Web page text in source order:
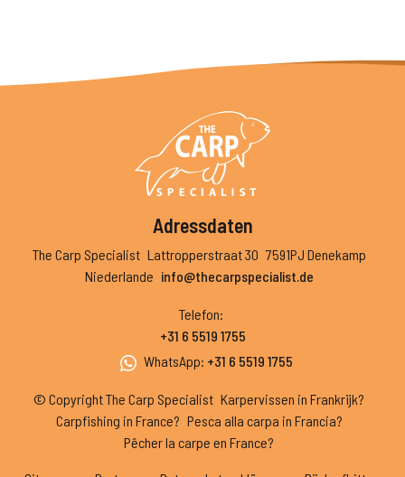
Adressdaten
The Carp Specialist Lattropperstraat 30 7591PJ Denekamp
Niederlande info@thecarpspecialist.de
Telefon:
+31 6 5519 1755
WhatsApp: +31 6 5519 1755
© Copyright The Carp Specialist Karpervissen in Frankrijk?
Carpfishing in France? Pesca alla carpa in Francia?
Pêcher la carpe en France?